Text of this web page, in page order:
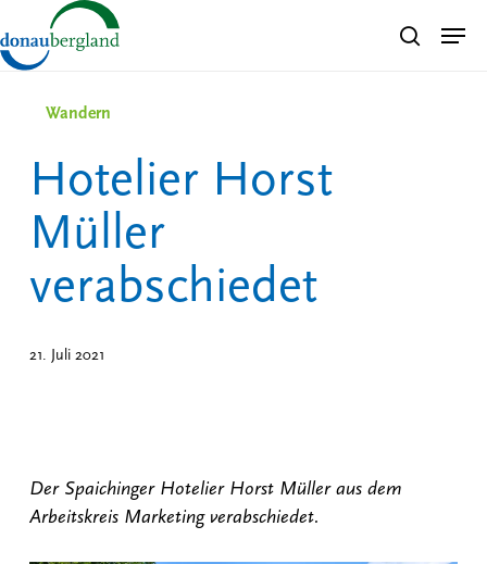
to
main
search
Wandern
Hotelier Horst
Müller
verabschiedet
21. Juli 2021
Der Spaichinger Hotelier Horst Müller aus dem
Arbeitskreis Marketing verabschiedet.